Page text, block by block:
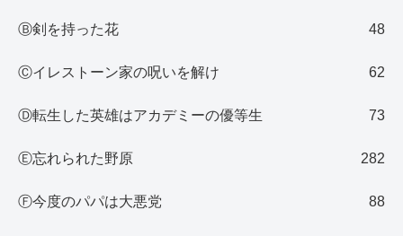
Ⓑ剣を持った花 48
Ⓒイレストーン家の呪いを解け 62
Ⓓ転生した英雄はアカデミーの優等生 73
Ⓔ忘れられた野原 282
Ⓕ今度のパパは大悪党 88